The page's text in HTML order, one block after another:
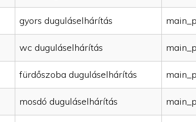
gyors duguláselhárítás
wc duguláselhárítás
fürdőszoba duguláselhárítás
mosdó duguláselhárítás